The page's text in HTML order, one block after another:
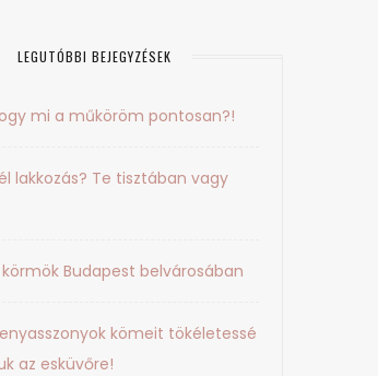
LEGUTÓBBI BEJEGYZÉSEK
mi a műköröm pontosan?!
lakkozás? Te tisztában vagy
Budapest belvárosában
kömeit tökéletessé
az esküvőre!